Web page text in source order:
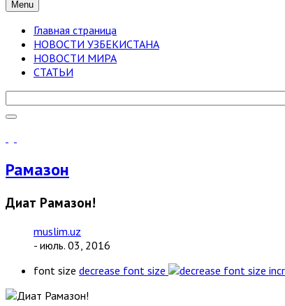
Menu
Главная страница
НОВОСТИ УЗБЕКИСТАНА
НОВОСТИ МИРА
СТАТЬИ
Рамазон
Диққат Рамазон!
muslim.uz
- июль. 03, 2016
font size decrease font size